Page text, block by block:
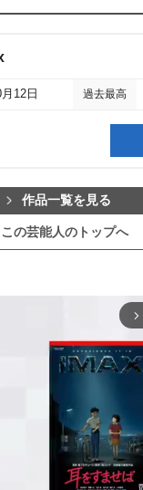
12日 過去最高
作品一覧を見る
この芸能人のトップへ
arrow_forward_ios